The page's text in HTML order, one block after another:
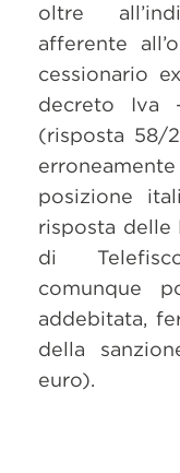
oltre
afferente
cessionario
decreto Iva
(risposta 58/
posizione
risposta delle
di
comunque
addebitata,
della
euro).